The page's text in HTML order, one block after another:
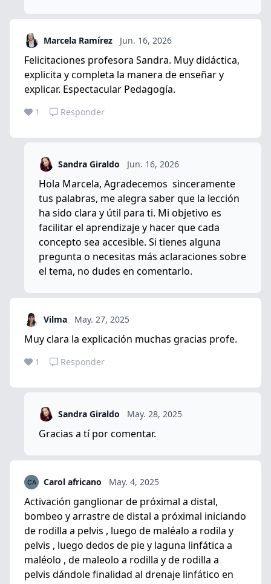
Marcela Ramírez Jun. 16, 2026
Felicitaciones profesora Sandra. Muy didáctica,
explicita y completa la manera de enseñar y
explicar. Espectacular Pedagogía.
1 Responder
Sandra Giraldo Jun. 16, 2026
Hola Marcela, Agradecemos sinceramente
tus palabras, me alegra saber que la lección
ha sido clara y útil para ti. Mi objetivo es
facilitar el aprendizaje y hacer que cada
concepto sea accesible. Si tienes alguna
pregunta o necesitas más aclaraciones sobre
el tema, no dudes en comentarlo.
Vilma May. 27, 2025
Muy clara la explicación muchas gracias profe.
1 Responder
Sandra Giraldo May. 28, 2025
Gracias a tí por comentar.
Carol africano May. 4, 2025
Activación ganglionar de próximal a distal,
bombeo y arrastre de distal a próximal iniciando
de rodilla a pelvis , luego de maléalo a rodila y
pelvis , luego dedos de pie y laguna linfática a
maléolo , de maleolo a rodilla y de rodilla a
pelvis dándole finalidad al drenaje linfático en